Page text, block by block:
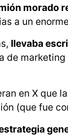
morado
a un
llevaba
de
en X que
(que fue